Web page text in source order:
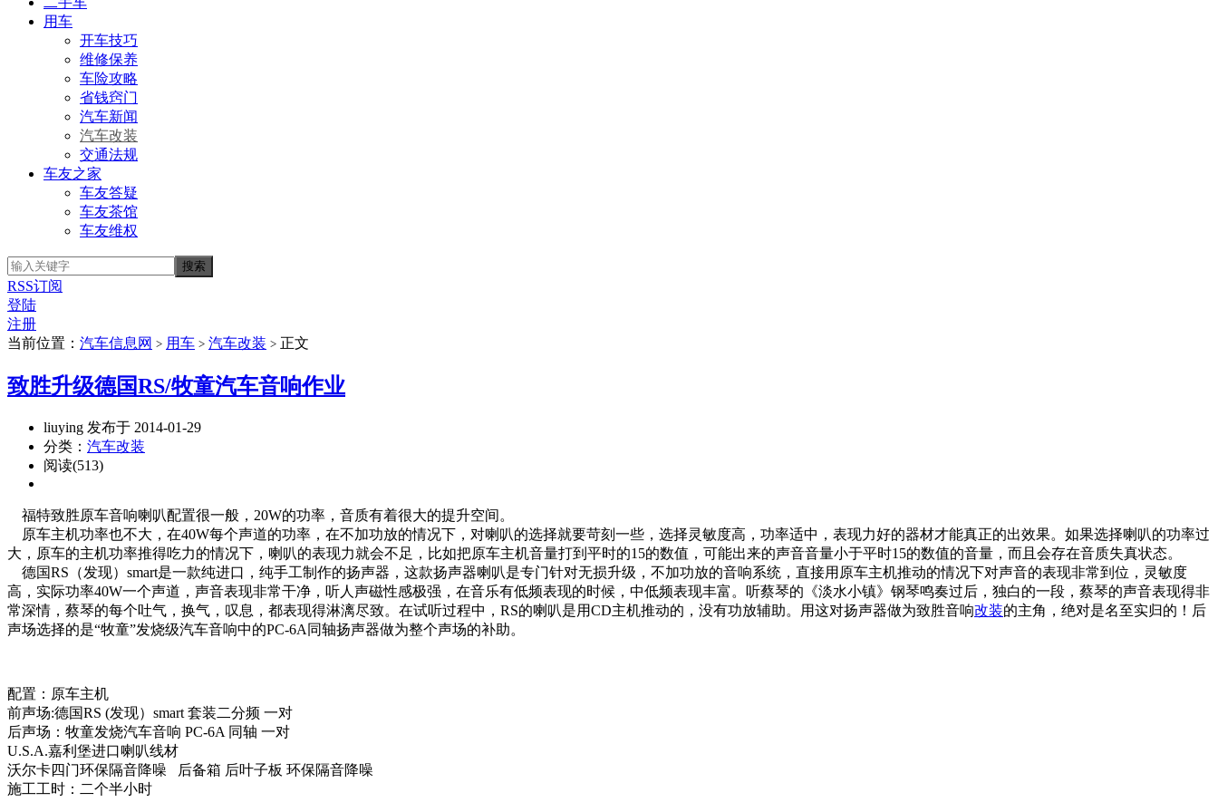
用车
开车技巧
维修保养
车险攻略
省钱窍门
汽车新闻
汽车改装
交通法规
车友之家
车友答疑
车友茶馆
车友维权
RSS订阅
登陆
注册
当前位置： 汽车信息网 > 用车 > 汽车改装 > 正文
致胜升级德国RS/牧童汽车音响作业
liuying 发布于 2014-01-29
分类： 汽车改装
阅读(513)
福特致胜原车音响喇叭配置很一般，20W的功率，音质有着很大的提升空间。
原车主机功率也不大，在40W每个声道的功率，在不加功放的情况下，对喇叭的选择就要苛刻一些，选择灵敏度高，功率适中，表现力好的器材才能真正的出效果。如果选择喇叭的功率过
大，原车的主机功率推得吃力的情况下，喇叭的表现力就会不足，比如把原车主机音量打到平时的15的数值，可能出来的声音音量小于平时15的数值的音量，而且会存在音质失真状态。
德国RS（发现）smart是一款纯进口，纯手工制作的扬声器，这款扬声器喇叭是专门针对无损升级，不加功放的音响系统，直接用原车主机推动的情况下对声音的表现非常到位，灵敏度
高，实际功率40W一个声道，声音表现非常干净，听人声磁性感极强，在音乐有低频表现的时候，中低频表现丰富。听蔡琴的《淡水小镇》钢琴鸣奏过后，独白的一段，蔡琴的声音表现得非
常深情，蔡琴的每个吐气，换气，叹息，都表现得淋漓尽致。在试听过程中，RS的喇叭是用CD主机推动的，没有功放辅助。用这对扬声器做为致胜音响改装的主角，绝对是名至实归的！后
声场选择的是“牧童”发烧级汽车音响中的PC-6A同轴扬声器做为整个声场的补助。
配置：原车主机
前声场:德国RS (发现）smart 套装二分频 一对
后声场：牧童发烧汽车音响 PC-6A 同轴 一对
U.S.A.嘉利堡进口喇叭线材
沃尔卡四门环保隔音降噪 后备箱 后叶子板 环保隔音降噪
施工工时：二个半小时